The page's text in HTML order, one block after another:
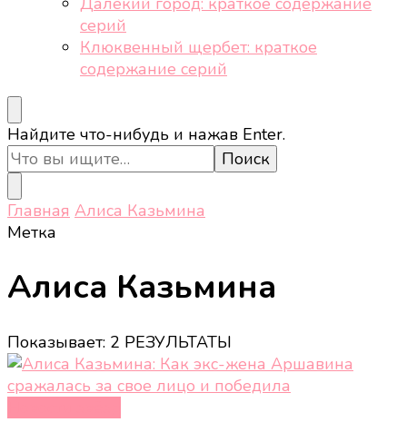
серий
Клюквенный щербет: краткое
содержание серий
Ищите
что-
то?
Найдите что-нибудь и нажав Enter.
Главная Алиса Казьмина
Метка
Алиса Казьмина
Показывает: 2 РЕЗУЛЬТАТЫ